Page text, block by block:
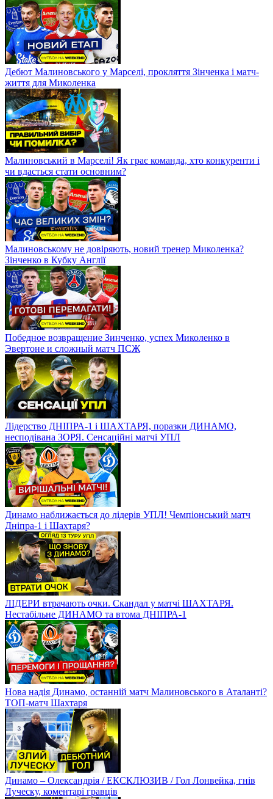
Дебют Малиновського у Марселі, прокляття Зінченка і матч-
життя для Миколенка
Малиновський в Марселі! Як грає команда, хто конкуренти і
чи вдасться стати основним?
Малиновському не довіряють, новий тренер Миколенка?
Зінченко в Кубку Англії
Победное возвращение Зинченко, успех Миколенко в
Эвертоне и сложный матч ПСЖ
Лідерство ДНІПРА-1 і ШАХТАРЯ, поразки ДИНАМО,
несподівана ЗОРЯ. Сенсаційні матчі УПЛ
Динамо наближається до лідерів УПЛ! Чемпіонський матч
Дніпра-1 і Шахтаря?
ЛІДЕРИ втрачають очки. Скандал у матчі ШАХТАРЯ.
Нестабільне ДИНАМО та втома ДНІПРА-1
Нова надія Динамо, останній матч Малиновського в Аталанті?
ТОП-матч Шахтаря
Динамо – Олександрія / ЕКСКЛЮЗИВ / Гол Лонвейка, гнів
Луческу, коментарі гравців